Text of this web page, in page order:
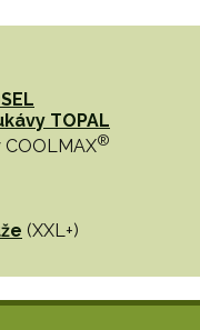
TOPAL
COOLMAX®
(XXL+)